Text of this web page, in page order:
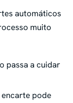
automáticos
muito
passa a cuidar
pode